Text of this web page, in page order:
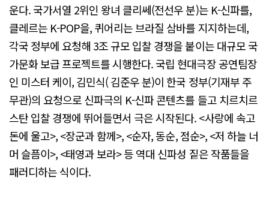
운다. 국가서열 2위인 왕녀 클리쎄(전선우 분)는 K-신파를,
클레르는 K-POP을, 퀴어리는 브라질 삼바를 지지하는데,
각국 정부에 요청해 3조 규모 입찰 경쟁을 붙이는 대규모 국
가문화 보급 프로젝트를 시행한다. 국립 현대극장 공연팀장
인 미스터 케이, 김민식( 김준우 분)이 한국 정부(기재부 주
무관)의 요청으로 신파극의 K-신파 콘텐츠를 들고 치르치르
스탄 입찰 경쟁에 뛰어들면서 극은 시작된다. <사랑에 속고
돈에 울고>, <장군과 함께>, <순자, 동순, 점순>, <저 하늘 너
머 슬픔이>, <태영과 보라> 등 역대 신파성 짙은 작품들을
패러디하는 식이다.